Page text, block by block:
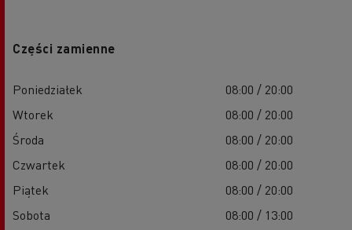
Części zamienne
Poniedziałek
08:00 / 20:00
Wtorek
08:00 / 20:00
Środa
08:00 / 20:00
Czwartek
08:00 / 20:00
Piątek
08:00 / 20:00
Sobota
08:00 / 13:00